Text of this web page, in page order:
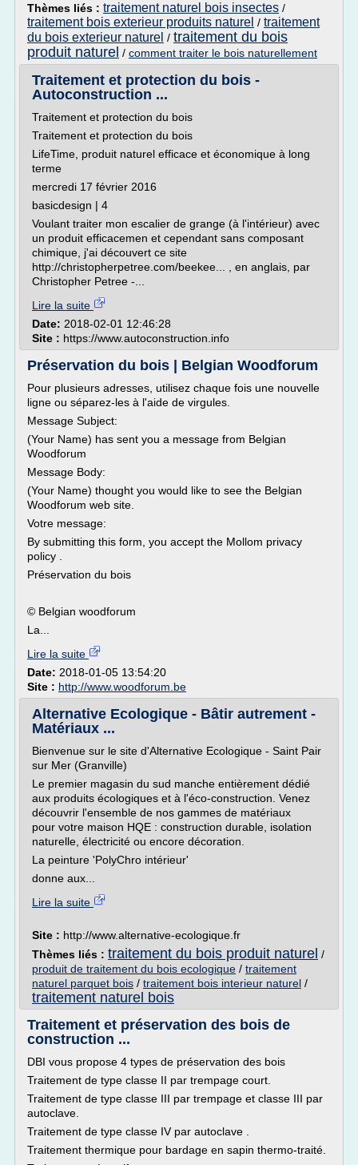
Thèmes liés : traitement naturel bois insectes /
traitement bois exterieur produits naturel / traitement
du bois exterieur naturel / traitement du bois
produit naturel / comment traiter le bois naturellement
Traitement et protection du bois -
Autoconstruction ...
Traitement et protection du bois
Traitement et protection du bois
LifeTime, produit naturel efficace et économique à long
terme
mercredi 17 février 2016
basicdesign | 4
Voulant traiter mon escalier de grange (à l'intérieur) avec
un produit efficacemen et cependant sans composant
chimique, j'ai découvert ce site
http://christopherpetree.com/beekee... , en anglais, par
Christopher Petree -...
Lire la suite
Date: 2018-02-01 12:46:28
Site : https://www.autoconstruction.info
Préservation du bois | Belgian Woodforum
Pour plusieurs adresses, utilisez chaque fois une nouvelle
ligne ou séparez-les à l'aide de virgules.
Message Subject:
(Your Name) has sent you a message from Belgian
Woodforum
Message Body:
(Your Name) thought you would like to see the Belgian
Woodforum web site.
Votre message:
By submitting this form, you accept the Mollom privacy
policy .
Préservation du bois
© Belgian woodforum
La...
Lire la suite
Date: 2018-01-05 13:54:20
Site : http://www.woodforum.be
Alternative Ecologique - Bâtir autrement -
Matériaux ...
Bienvenue sur le site d'Alternative Ecologique - Saint Pair
sur Mer (Granville)
Le premier magasin du sud manche entièrement dédié
aux produits écologiques et à l'éco-construction. Venez
découvrir l'ensemble de nos gammes de matériaux
pour votre maison HQE : construction durable, isolation
naturelle, électricité ou encore décoration.
La peinture 'PolyChro intérieur'
donne aux...
Lire la suite
Site : http://www.alternative-ecologique.fr
Thèmes liés : traitement du bois produit naturel /
produit de traitement du bois ecologique / traitement
naturel parquet bois / traitement bois interieur naturel /
traitement naturel bois
Traitement et préservation des bois de
construction ...
DBI vous propose 4 types de préservation des bois
Traitement de type classe II par trempage court.
Traitement de type classe III par trempage et classe III par
autoclave.
Traitement de type classe IV par autoclave .
Traitement thermique pour bardage en sapin thermo-traité.